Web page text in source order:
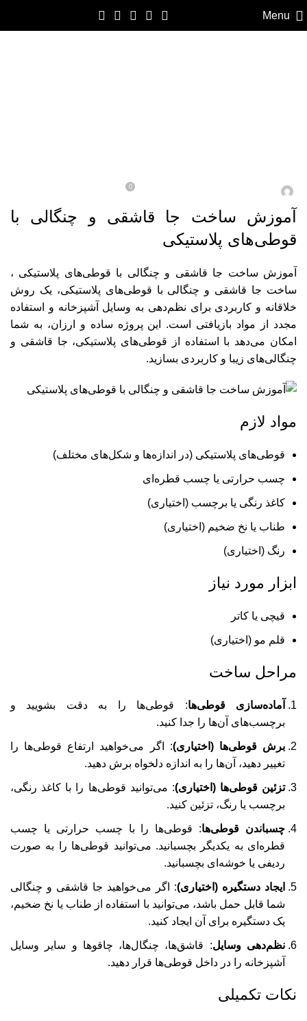
Menu
0
آموزش ساخت جا قاشقی و چنگالی با
قوطی‌های پلاستیکی
آموزش ساخت جا قاشقی و چنگالی با قوطی‌های پلاستیکی ،
ساخت جا قاشقی و چنگالی با قوطی‌های پلاستیکی، یک روش
خلاقانه و کاربردی برای نظم‌دهی به وسایل آشپزخانه و استفاده
مجدد از مواد بازیافتی است. این پروژه ساده و ارزان، به شما
امکان می‌دهد با استفاده از قوطی‌های پلاستیکی، جا قاشقی و
چنگالی‌های زیبا و کاربردی بسازید.
مواد لازم
قوطی‌های پلاستیکی (در اندازه‌ها و شکل‌های مختلف)
چسب حرارتی یا چسب قطره‌ای
کاغذ رنگی یا برچسب (اختیاری)
طناب یا نخ ضخیم (اختیاری)
رنگ (اختیاری)
ابزار مورد نیاز
قیچی یا کاتر
قلم مو (اختیاری)
مراحل ساخت
آماده‌سازی قوطی‌ها: قوطی‌ها را به دقت بشویید و
برچسب‌های آن‌ها را جدا کنید.
برش قوطی‌ها (اختیاری): اگر می‌خواهید ارتفاع قوطی‌ها را
تغییر دهید، آن‌ها را به اندازه دلخواه برش دهید.
تزئین قوطی‌ها (اختیاری): می‌توانید قوطی‌ها را با کاغذ رنگی،
برچسب یا رنگ، تزئین کنید.
چسباندن قوطی‌ها: قوطی‌ها را با چسب حرارتی یا چسب
قطره‌ای به یکدیگر بچسبانید. می‌توانید قوطی‌ها را به صورت
ردیفی یا خوشه‌ای بچسبانید.
ایجاد دستگیره (اختیاری): اگر می‌خواهید جا قاشقی و چنگالی
شما قابل حمل باشد، می‌توانید با استفاده از طناب یا نخ ضخیم،
یک دستگیره برای آن ایجاد کنید.
نظم‌دهی وسایل: قاشق‌ها، چنگال‌ها، چاقوها و سایر وسایل
آشپزخانه را در داخل قوطی‌ها قرار دهید.
نکات تکمیلی